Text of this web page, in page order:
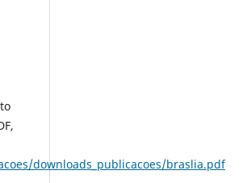
downloads_publicacoes/braslia.pdf